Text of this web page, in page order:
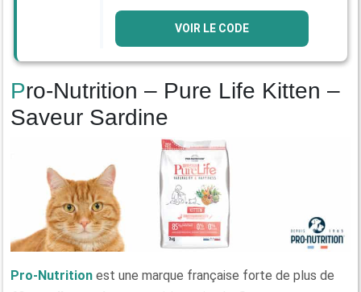
VOIR LE CODE
Pro-Nutrition – Pure Life Kitten –
Saveur Sardine
Pro‑Nutrition est une marque française forte de plus de